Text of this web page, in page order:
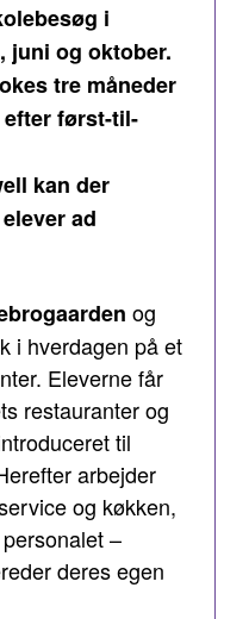
i
juni og oktober.
tre måneder
først-til-
kan der
ad
og
i hverdagen på et
Eleverne får
restauranter og
til
arbejder
og køkken,
–
deres egen